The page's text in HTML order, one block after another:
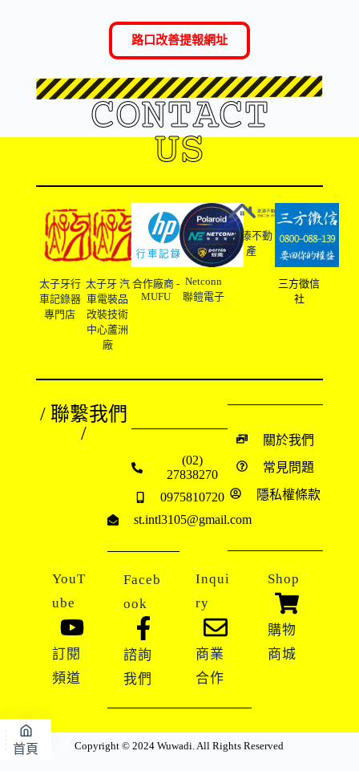
路口改善提報網址
CONTACT
US
太子牙行
車記錄器
專門店
太子牙 汽
車電裝品
改裝技術
中心蘆洲
廠
合作廠商 -
MUFU
Netconn
聯鎧電子
友溙不動
產
三方徵信
社
/ 聯繫我們
/
(02)
27838270
0975810720
st.intl3105@gmail.com
關於我們
常見問題
隱私權條款
YouT
ube
訂閱
頻道
Faceb
ook
諮詢
我們
Inqui
ry
商業
合作
Shop
購物
商城
Copyright © 2024 Wuwadi. All Rights Reserved
首頁